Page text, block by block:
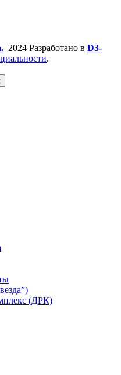
2024 Разработано в D3-
.
(ДРК)